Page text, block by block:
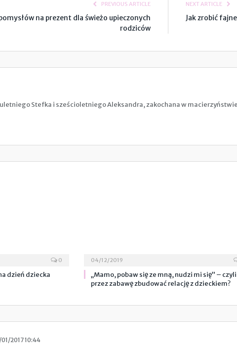
PREVIOUS ARTICLE
na prezent dla świeżo upieczonych
rodziców
NEXT ARTICLE
Jak zrobić
Stefka i sześcioletniego Aleksandra, zakochana w
0
dzień dziecka
04/12/2019
„Mamo, pobaw się ze mną, nudzi mi się” –
przez zabawę zbudować relację z dzieckiem?
2017 10:44